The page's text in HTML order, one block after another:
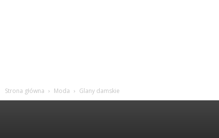
Strona główna Moda Glany damskie